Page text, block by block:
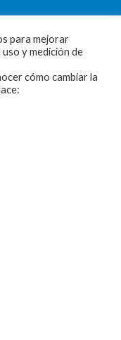
para mejorar
y medición de
cómo cambiar la